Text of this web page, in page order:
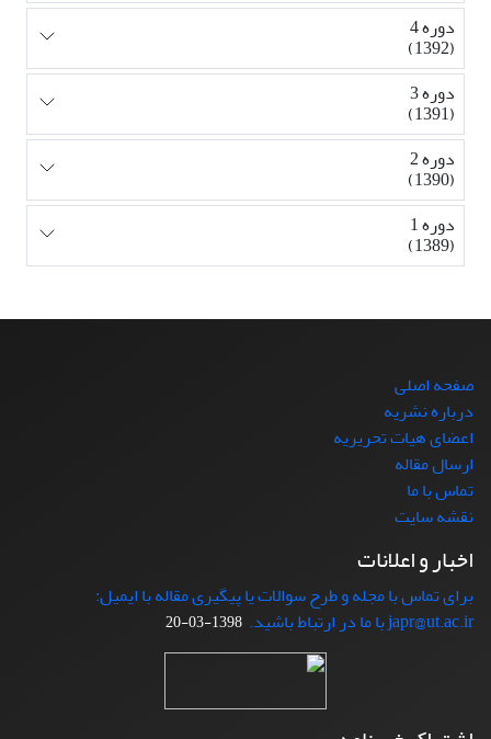
دوره 4
(1392)
دوره 3
(1391)
دوره 2
(1390)
دوره 1
(1389)
صفحه اصلی
درباره نشریه
اعضای هیات تحریریه
ارسال مقاله
تماس با ما
نقشه سایت
اخبار و اعلانات
برای تماس با مجله و طرح سوالات یا پیگیری مقاله با ایمیل:
japr@ut.ac.ir با ما در ارتباط باشید.
1398-03-20